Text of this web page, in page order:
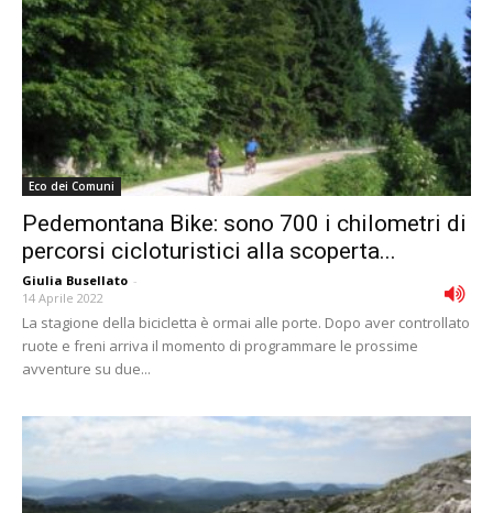
Eco dei Comuni
Pedemontana Bike: sono 700 i chilometri di
percorsi cicloturistici alla scoperta...
Giulia Busellato -
14 Aprile 2022
La stagione della bicicletta è ormai alle porte. Dopo aver controllato
ruote e freni arriva il momento di programmare le prossime
avventure su due...